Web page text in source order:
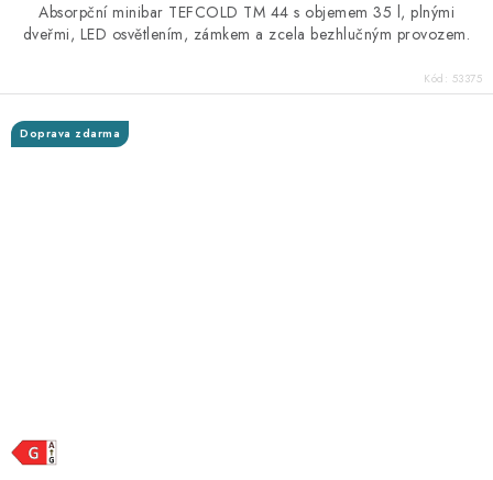
Absorpční minibar TEFCOLD TM 44 s objemem 35 l, plnými
dveřmi, LED osvětlením, zámkem a zcela bezhlučným provozem.
Kód: 53375
Doprava zdarma